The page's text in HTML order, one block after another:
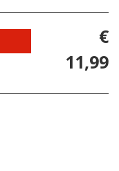
€
11,99